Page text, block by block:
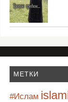
МЕТКИ
#Ислам